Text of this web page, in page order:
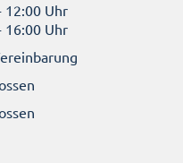
12:00 Uhr
16:00 Uhr